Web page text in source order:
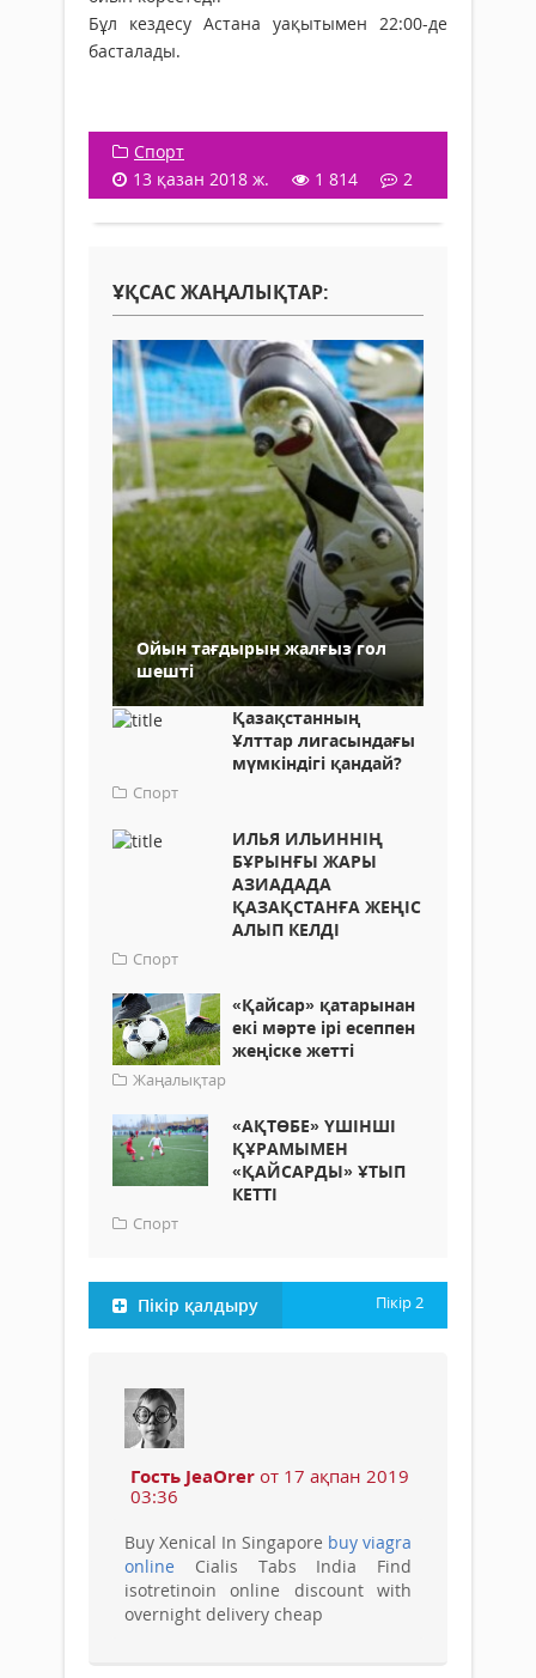
Бұл кездесу Астана уақытымен 22:00-де
басталады.
Спорт
13 қазан 2018 ж.
1 814 2
ҰҚСАС ЖАҢАЛЫҚТАР:
Ойын тағдырын жалғыз гол
шешті
Қазақстанның
Ұлттар лигасындағы
мүмкіндігі қандай?
Спорт
ИЛЬЯ ИЛЬИННІҢ
БҰРЫНҒЫ ЖАРЫ
АЗИАДАДА
ҚАЗАҚСТАНҒА ЖЕҢІС
АЛЫП КЕЛДІ
Спорт
«Қайсар» қатарынан
екі мәрте ірі есеппен
жеңіске жетті
Жаңалықтар
«АҚТӨБЕ» ҮШІНШІ
ҚҰРАМЫМЕН
«ҚАЙСАРДЫ» ҰТЫП
КЕТТІ
Спорт
Пікір қалдыру Пікір2
Гость JeaOrer от 17 ақпан 2019
03:36
Buy Xenical In Singapore buy viagra
online Cialis Tabs India Find
isotretinoin online discount with
overnight delivery cheap